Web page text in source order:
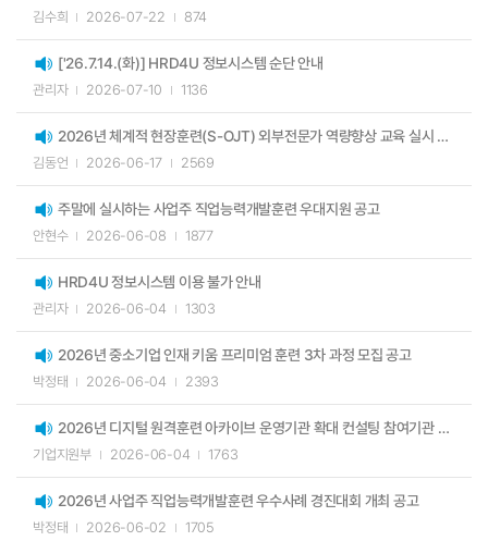
김수희 2026-07-22 874
['26.7.14.(화)] HRD4U 정보시스템 순단 안내
관리자 2026-07-10 1136
2026년 체계적 현장훈련(S-OJT) 외부전문가 역량향상 교육 실시 알림(최종)
김동언 2026-06-17 2569
주말에 실시하는 사업주 직업능력개발훈련 우대지원 공고
안현수 2026-06-08 1877
HRD4U 정보시스템 이용 불가 안내
관리자 2026-06-04 1303
2026년 중소기업 인재 키움 프리미엄 훈련 3차 과정 모집 공고
박정태 2026-06-04 2393
2026년 디지털 원격훈련 아카이브 운영기관 확대 컨설팅 참여기관 모집 공고
기업지원부 2026-06-04 1763
2026년 사업주 직업능력개발훈련 우수사례 경진대회 개최 공고
박정태 2026-06-02 1705